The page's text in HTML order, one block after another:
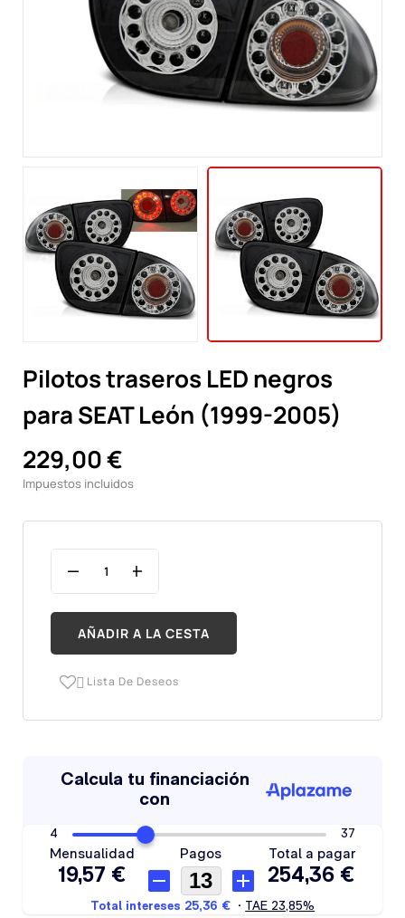
Pilotos traseros LED negros
para SEAT León (1999-2005)
229,00 €
Impuestos incluidos
AÑADIR A LA CESTA
 Lista De Deseos